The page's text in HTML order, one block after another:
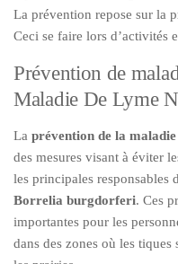
La prévention repose sur la
Ceci se faire lors d’activités
Prévention de
Maladie De Lyme
La prévention de la
des mesures visant à éviter
les principales responsables
Borrelia burgdorferi. Ces
importantes pour les
dans des zones où les